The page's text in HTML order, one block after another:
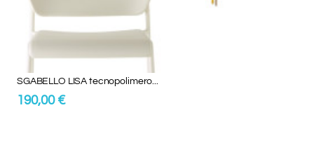
SGABELLO LISA tecnopolimero...
190,00 €